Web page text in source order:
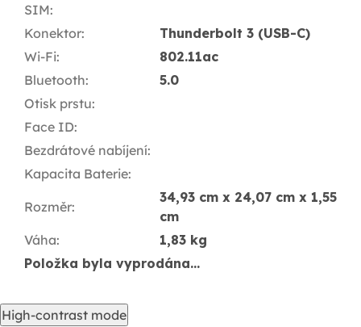
SIM:
Konektor:
Thunderbolt 3 (USB-C)
Wi-Fi:
802.11ac
Bluetooth:
5.0
Otisk prstu:
Face ID:
Bezdrátové nabíjení:
Kapacita Baterie:
Rozměr:
34,93 cm x 24,07 cm x 1,55
cm
Váha:
1,83 kg
Položka byla vyprodána…
High-contrast mode